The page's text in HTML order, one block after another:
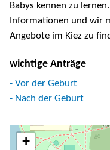
Babys kennen zu
Informationen und wir
Angebote im Kiez zu
wichtige Anträge
- Vor der Geburt
- Nach der Geburt
+